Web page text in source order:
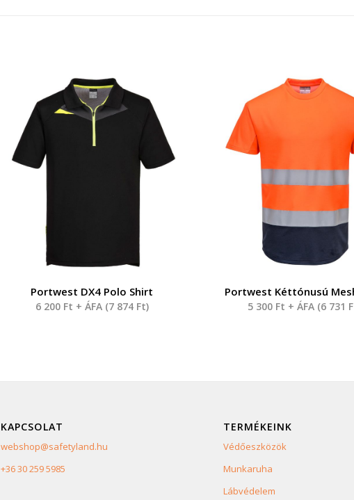
Portwest DX4 Polo Shirt
6 200 Ft + ÁFA (7 874 Ft)
Portwest Kéttónusú
5 300 Ft + ÁFA (6 731
KAPCSOLAT
webshop@safetyland.hu
+36 30 259 5985
TERMÉKEINK
Védőeszközök
Munkaruha
Lábvédelem